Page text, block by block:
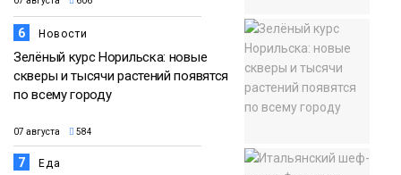
6 Новости
Зелёный курс Норильска: новые
скверы и тысячи растений появятся
по всему городу
07 августа 584
7 Еда